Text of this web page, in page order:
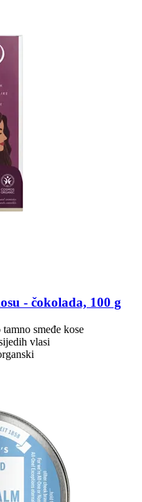
-​ čokolada, 100 g
smeđe kose
vlasi